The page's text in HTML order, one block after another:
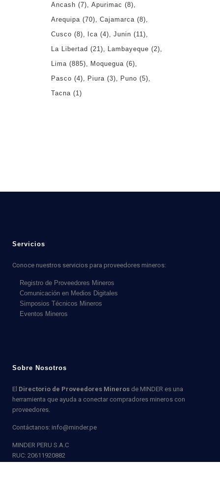
Ancash (7) Apurimac (8)
Arequipa (70) Cajamarca (8)
Cusco (8) Ica (4) Junin (11)
La Libertad (21) Lambayeque (2)
Lima (885) Moquegua (6)
Pasco (4) Piura (3) Puno (5)
Tacna (1)
Servicios
Conoce nuestros servicios para proveedores mineros:
Registro de Proveedores Mineros
Comunicación en Medios Digitales
Simposios Técnicos Mineros
Eventos Mineros
Sobre Nosotros
El Directorio de Proveedores Mineros de MINDER es una
herramienta que ayuda a conectar compradores mineros con
proveedores.
Contáctanos: info@minder.pe
MINDER PERU S.A.C
RUC: 20611920882